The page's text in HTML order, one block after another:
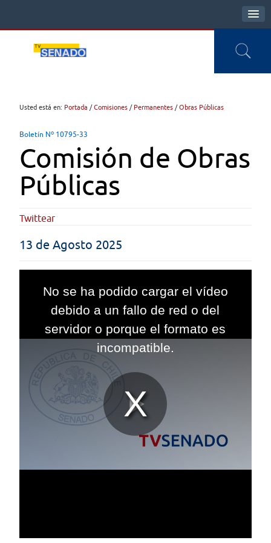
Usted está en: Portada /Comisiones / Permanentes /Obras Públicas
Boletín Nº 10795-33
Comisión de Obras
Públicas
Twittear
13 de Agosto 2025
window.
No se ha podido cargar el vídeo
debido a un fallo de red o del
servidor o porque el formato es
incompatible.